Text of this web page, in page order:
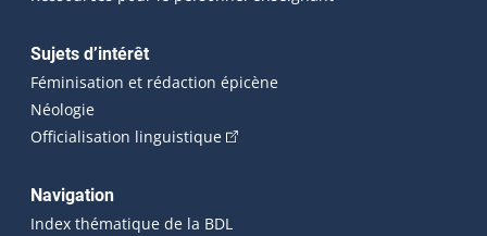
Sujets d’intérêt
Féminisation et rédaction épicène
Néologie
Officialisation linguistique(Cet hyperlien externe s'ouvrira
Navigation
Index thématique de la BDL